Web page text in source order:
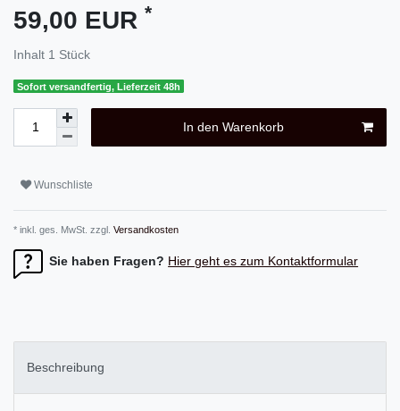
59,00 EUR *
Inhalt 1 Stück
Sofort versandfertig, Lieferzeit 48h
In den Warenkorb
Wunschliste
* inkl. ges. MwSt. zzgl. Versandkosten
Sie haben Fragen? Hier geht es zum Kontaktformular
Beschreibung